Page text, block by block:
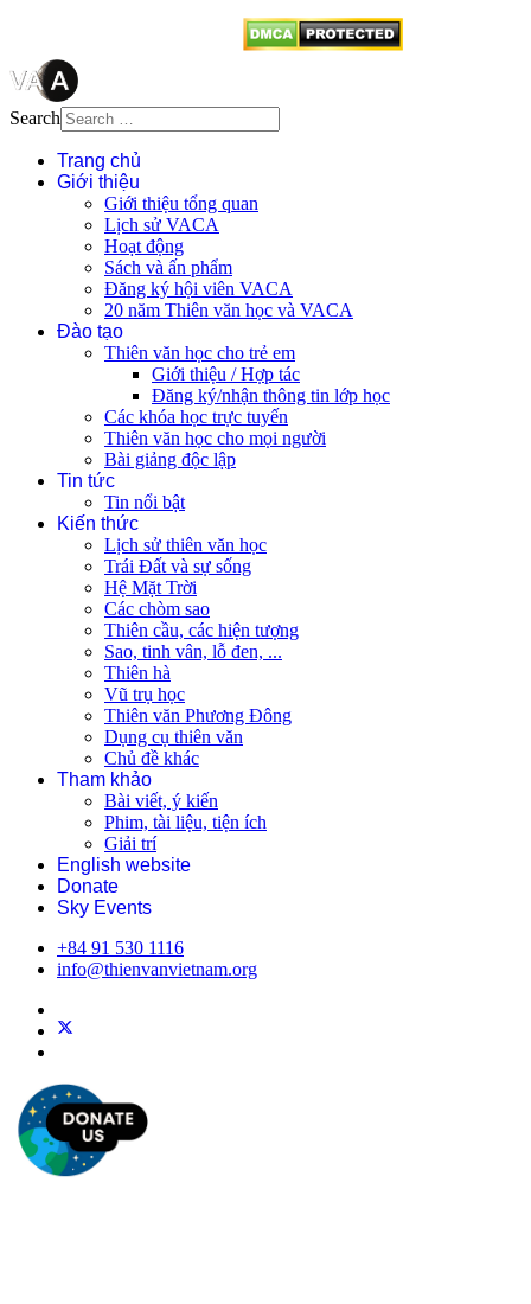
Search
Trang chủ
Giới thiệu
Giới thiệu tổng quan
Lịch sử VACA
Hoạt động
Sách và ấn phẩm
Đăng ký hội viên VACA
20 năm Thiên văn học và VACA
Đào tạo
Thiên văn học cho trẻ em
Giới thiệu / Hợp tác
Đăng ký/nhận thông tin lớp học
Các khóa học trực tuyến
Thiên văn học cho mọi người
Bài giảng độc lập
Tin tức
Tin nổi bật
Kiến thức
Lịch sử thiên văn học
Trái Đất và sự sống
Hệ Mặt Trời
Các chòm sao
Thiên cầu, các hiện tượng
Sao, tinh vân, lỗ đen, ...
Thiên hà
Vũ trụ học
Thiên văn Phương Đông
Dụng cụ thiên văn
Chủ đề khác
Tham khảo
Bài viết, ý kiến
Phim, tài liệu, tiện ích
Giải trí
English website
Donate
Sky Events
+84 91 530 1116
info@thienvanvietnam.org